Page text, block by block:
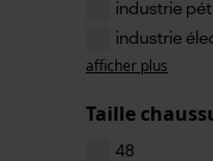
industrie
industrie
afficher plus
Taille
48